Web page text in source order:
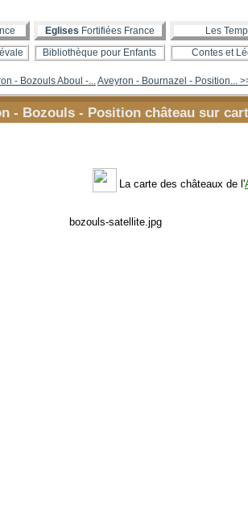
Eglises Fortifiées France Les
Bibliothèque pour Enfants Contes et
- Bozouls Aboul -...Aveyron - Bournazel - Position...
- Bozouls - Position château sur
La carte des châteaux de l'